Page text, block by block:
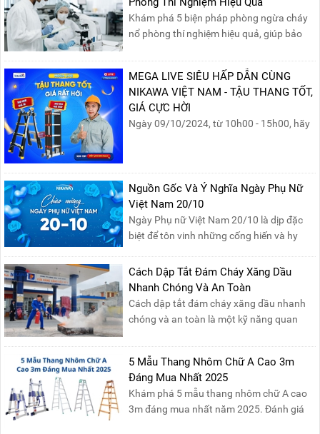
Khám phá 5 biện pháp phòng ngừa cháy
nổ phòng thí nghiệm hiệu quả, giúp bảo
sản, giảm thiểu nguy cơ cháy nổ phòng thí
nghiệm.
MEGA LIVE SIÊU HẤP DẪN CÙNG
NIKAWA VIỆT NAM - TẬU THANG TỐT,
GIÁ CỰC HỜI
Ngày 09/10/2024, từ 10h00 - 15h00, hãy
phần quà siêu hấp dẫn và mua sắm
những sản phẩm thang chính hãng với
mức giá không thể tốt hơn!Tham gia
Mega Live, bạn sẽ nhận được gì?...
Nguồn Gốc Và Ý Nghĩa Ngày Phụ Nữ
Việt Nam 20/10
Ngày Phụ nữ Việt Nam 20/10 là dịp đặc
biệt để tôn vinh những cống hiến và hy
Khởi nguồn từ sự ra đời của Hội Phụ nữ
phản đế Việt Nam vào năm 1930, ngày
này không chỉ ghi nhận vai trò quan trọng
của phụ nữ ...
Cách Dập Tắt Đám Cháy Xăng Dầu
Nhanh Chóng Và An Toàn
Cách dập tắt đám cháy xăng dầu nhanh
chóng và an toàn là một kỹ năng quan
cháy xăng dầu rất dễ lan rộng và gây thiệt
hại nghiêm trọng nếu không được xử lý kịp
thời. Vì vậy, việc hiểu rõ các phương pháp
dập tắt...
5 Mẫu Thang Nhôm Chữ A Cao 3m
Đáng Mua Nhất 2025
Khám phá 5 mẫu thang nhôm chữ A cao
3m đáng mua nhất năm 2025. Đánh giá